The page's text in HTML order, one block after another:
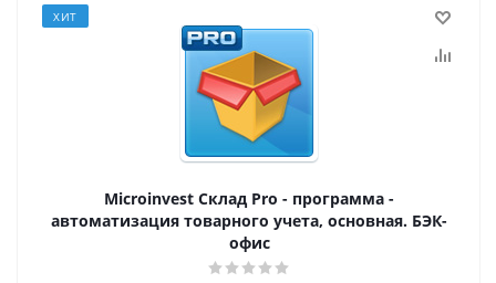
ХИТ
Microinvest Склад Pro - программа -
автоматизация товарного учета, основная. БЭК-
офис